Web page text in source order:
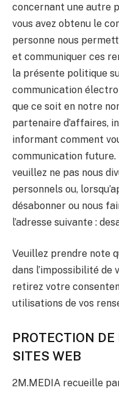
concernant une autre
vous avez obtenu le
personne nous
et communiquer ces
la présente politique
communication
que ce soit en notre
partenaire d’affaires,
informant comment
communication future.
veuillez ne pas nous
personnels ou,
désabonner ou nous
l’adresse suivante :
Veuillez prendre note
dans l’impossibilité de
retirez votre
utilisations de vos
PROTECTION
SITES WEB
2M.MEDIA recueille